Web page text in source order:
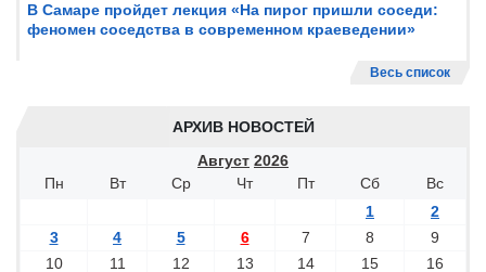
В Самаре пройдет лекция «На пирог пришли соседи:
феномен соседства в современном краеведении»
Весь список
АРХИВ НОВОСТЕЙ
Август 2026
Пн
Вт Ср Чт Пт Сб
Вс
1
2
3
4 5 6 7 8
9
10
11 12 13 14 15 16